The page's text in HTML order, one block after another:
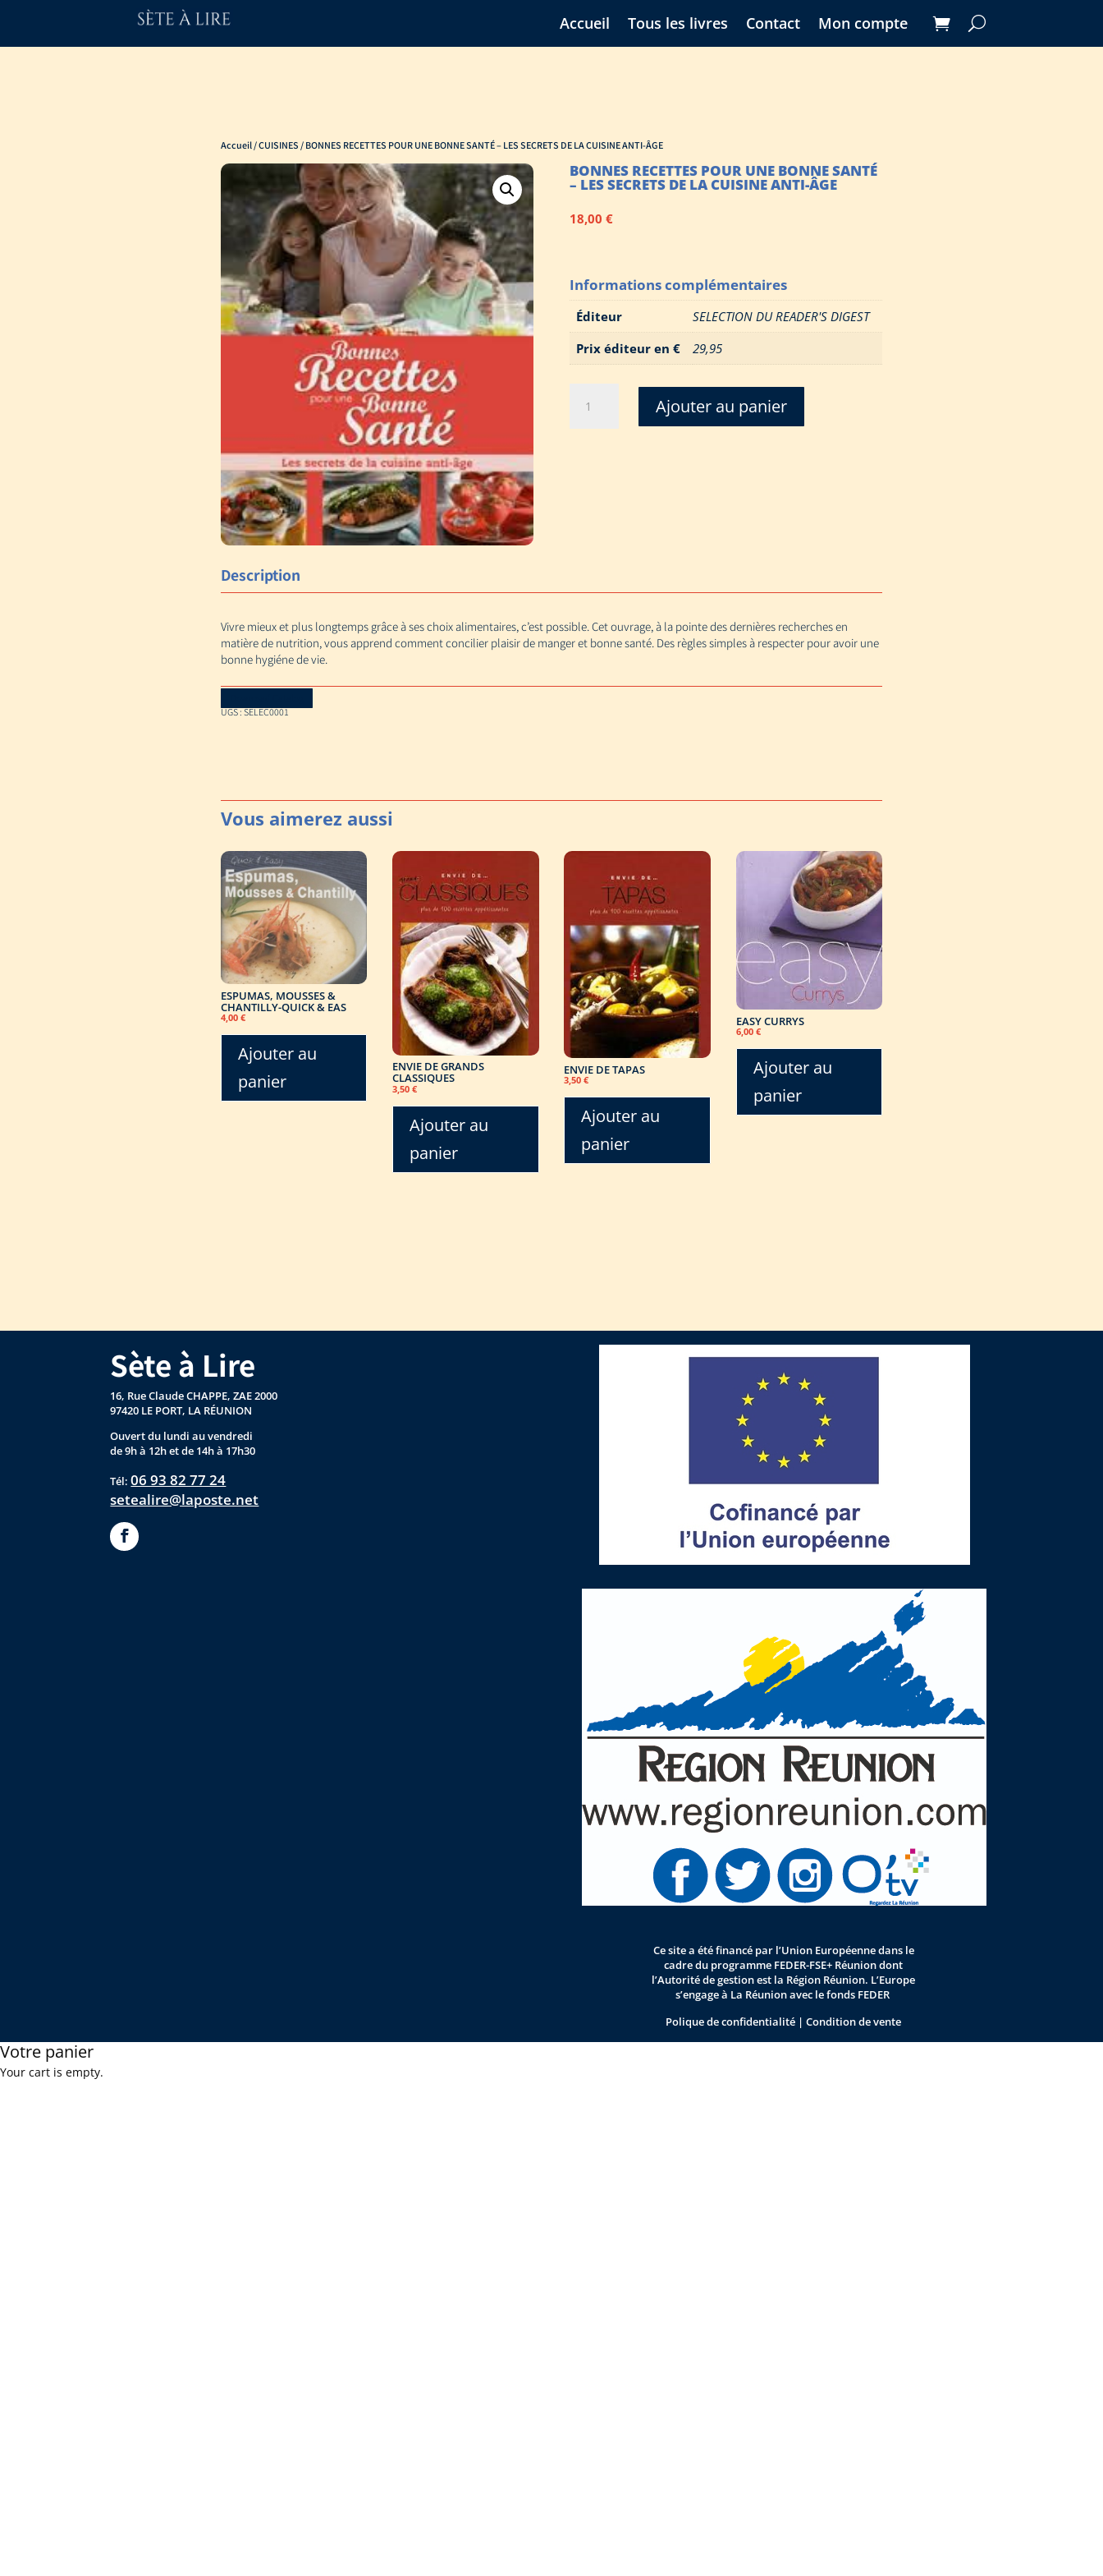
Accueil Tous les livres Contact Mon compte
Accueil/CUISINES / BONNES RECETTES POUR UNE BONNE SANTÉ – LES SECRETS DE LA CUISINE ANTI-ÂGE
BONNES RECETTES POUR UNE BONNE SANTÉ
– LES SECRETS DE LA CUISINE ANTI-ÂGE
18,00€
Informations complémentaires
Éditeur
SELECTION DU READER'S DIGEST
Prix éditeur en €
29,95
BONNES
LA
CUISINE
Ajouter au panier
Description
Vivre mieux et plus longtemps grâce à ses choix alimentaires, c’est possible. Cet ouvrage, à la pointe des dernières recherches en
matière de nutrition, vous apprend comment concilier plaisir de manger et bonne santé. Des règles simples à respecter pour avoir une
bonne hygiéne de vie.
UGS :SELEC0001
ESPUMAS, MOUSSES &
CHANTILLY-QUICK & EAS
4,00 €
Ajouter au
panier
ENVIE DE GRANDS
CLASSIQUES
3,50€
Ajouter au
panier
ENVIE DE TAPAS
3,50€
Ajouter au
panier
EASY CURRYS
6,00 €
Ajouter au
panier
Sète à Lire
16, Rue Claude CHAPPE, ZAE 2000
97420 LE PORT, LA RÉUNION
Ouvert du lundi au vendredi
de 9h à 12h et de 14h à 17h30
Tél:06 93 82 77 24
setealire@laposte.net
Ce site a été financé par l’Union Européenne dans le
cadre du programme FEDER-FSE+ Réunion dont
l’Autorité de gestion est la Région Réunion. L’Europe
s’engage à La Réunion avec le fonds FEDER
Polique de confidentialité |Condition de vente
Votre panier
Your cart is empty.